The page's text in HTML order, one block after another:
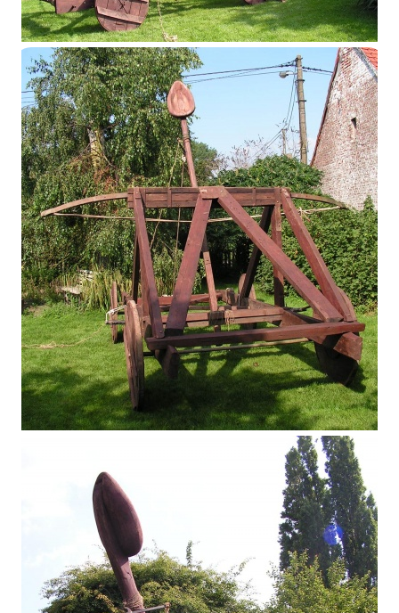
Catapulte
Catapulte